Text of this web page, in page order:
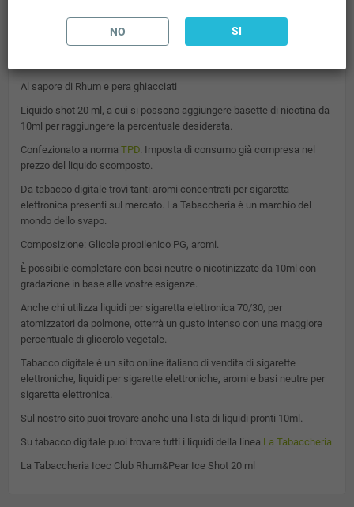
Liquido in base 100 PG
20ml di liquido in flacone da 60ml.
Al sapore di Rhum e pera ghiacciati
Liquido shot 20 ml, a cui si possono aggiungere basette di nicotina da
10ml per raggiungere la percentuale desiderata.
Confezionato a norma TPD. Imposta di consumo già compresa nel
prezzo del liquido scomposto.
Da tabacco digitale trovi tanti aromi concentrati per sigaretta
elettronica presenti sul mercato. La Tabaccheria è un marchio del
mondo dello svapo.
Composizione: Glicole propilenico PG, aromi.
È possibile completare con basi neutre o nicotinizzate da 10ml con
gradazione in base alle vostre esigenze.
Anche chi utilizza liquidi per sigaretta elettronica 70/30, per
atomizzatori da polmone, otterrà un gusto intenso con una maggiore
percentuale di glicerolo vegetale.
Tabacco digitale è un sito online italiano di vendita di sigarette
elettroniche, liquidi per sigarette elettroniche, aromi e basi neutre per
sigaretta elettronica.
Sul nostro sito puoi trovare anche una lista di liquidi pronti 10ml.
Su tabacco digitale puoi trovare tutti i liquidi della linea La Tabaccheria
La Tabaccheria Icec Club Rhum&Pear Ice Shot 20 ml
NO SI